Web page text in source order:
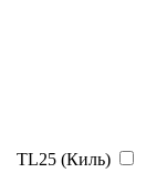
TL25 (Киль)